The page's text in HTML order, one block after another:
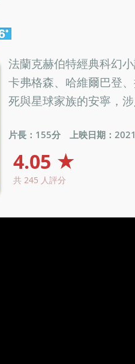
法蘭克赫伯特經典科幻
卡弗格森、哈維爾巴登
死與星球家族的安寧，
片長：155分 上映日期：
4.05 ★
共 245 人評分